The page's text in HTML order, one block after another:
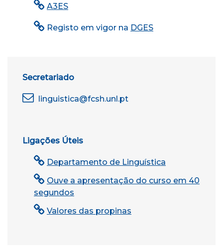
A3ES
Registo em vigor na DGES
Secretariado
linguistica@fcsh.unl.pt
Ligações Úteis
Departamento de Linguística
Ouve a apresentação do curso em 40
segundos
Valores das propinas